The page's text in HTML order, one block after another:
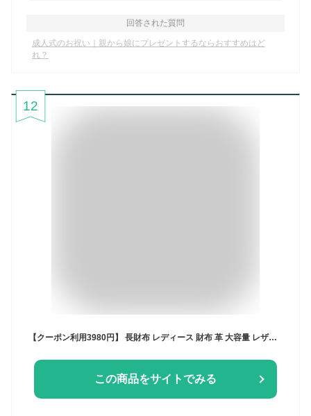
回答された質問
成人式のお祝い｜親から娘にプレゼントするならおすすめはど
れ？
12
【クーポン利用3980円】 長財布 レディース 財布 革 大容量 レザー カード収納 レザー じゃばら 自動振り分け カードケース ラウンドファスナー 小銭入れ カード入れ おしゃれ かわいい 大人 ながさいふ RafiCaro ブランド 送料無料 ギフト 対応 L
この商品をサイトでみる